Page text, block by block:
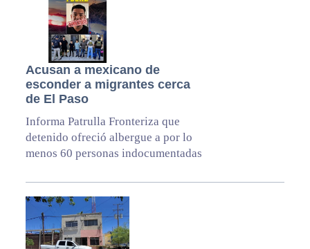
Acusan a mexicano de
esconder a migrantes cerca
de El Paso
Informa Patrulla Fronteriza que
detenido ofreció albergue a por lo
menos 60 personas indocumentadas